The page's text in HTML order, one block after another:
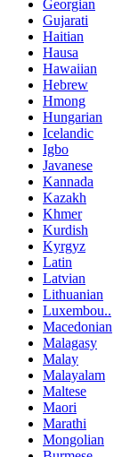
Georgian
Gujarati
Haitian
Hausa
Hawaiian
Hebrew
Hmong
Hungarian
Icelandic
Igbo
Javanese
Kannada
Kazakh
Khmer
Kurdish
Kyrgyz
Latin
Latvian
Lithuanian
Luxembou..
Macedonian
Malagasy
Malay
Malayalam
Maltese
Maori
Marathi
Mongolian